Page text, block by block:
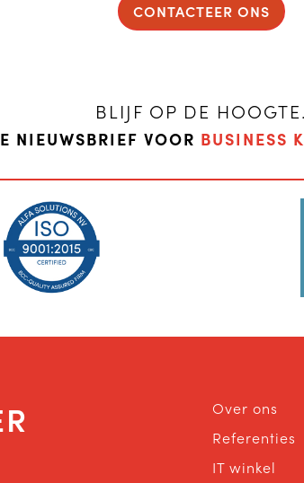
CONTACTEER ONS
BLIJF OP DE HOOGTE.
NIEUWSBRIEF VOOR BUSINESS
Over ons
Referenties
IT winkel